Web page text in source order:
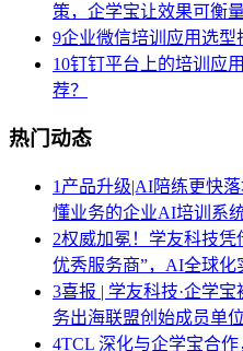
策，企学宝让效果可衡
9企业微信培训应用选
10钉钉平台上的培训应
荐？
热门动态
1 产品升级|AI陪练更快
懂业务的企业AI培训系
2权威加冕！学友科技凭
优秀服务商”，AI全球化
3喜报 | 学友科技·企学
务出海联盟创始成员单位
4TCL 深化与企学宝合